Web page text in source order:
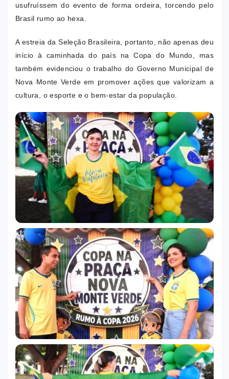
usufruíssem do evento de forma ordeira, torcendo pelo
Brasil rumo ao hexa.
A estreia da Seleção Brasileira, portanto, não apenas deu
início à caminhada do país na Copa do Mundo, mas
também evidenciou o trabalho do Governo Municipal de
Nova Monte Verde em promover ações que valorizam a
cultura, o esporte e o bem-estar da população.